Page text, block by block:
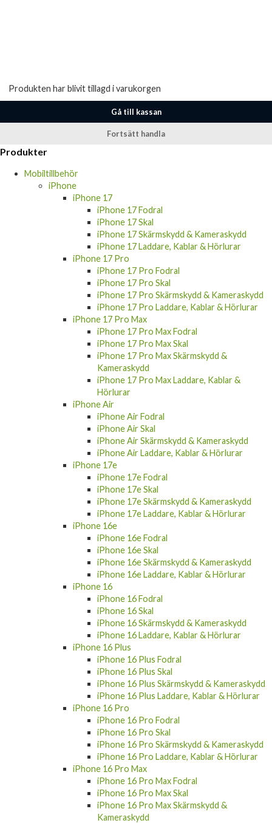
Gå till kassan
Fortsätt handla
iPhone
iPhone 17
iPhone 17 Fodral
iPhone 17 Skal
iPhone 17 Skärmskydd & Kameraskydd
iPhone 17 Laddare, Kablar & Hörlurar
iPhone 17 Pro
iPhone 17 Pro Fodral
iPhone 17 Pro Skal
iPhone 17 Pro Skärmskydd & Kameraskydd
iPhone 17 Pro Laddare, Kablar & Hörlurar
iPhone 17 Pro Max
iPhone 17 Pro Max Fodral
iPhone 17 Pro Max Skal
iPhone 17 Pro Max Skärmskydd &
Kameraskydd
iPhone 17 Pro Max Laddare, Kablar &
Hörlurar
iPhone Air
iPhone Air Fodral
iPhone Air Skal
iPhone Air Skärmskydd & Kameraskydd
iPhone Air Laddare, Kablar & Hörlurar
iPhone 17e
iPhone 17e Fodral
iPhone 17e Skal
iPhone 17e Skärmskydd & Kameraskydd
iPhone 17e Laddare, Kablar & Hörlurar
iPhone 16e
iPhone 16e Fodral
iPhone 16e Skal
iPhone 16e Skärmskydd & Kameraskydd
iPhone 16e Laddare, Kablar & Hörlurar
iPhone 16
iPhone 16 Fodral
iPhone 16 Skal
iPhone 16 Skärmskydd & Kameraskydd
iPhone 16 Laddare, Kablar & Hörlurar
iPhone 16 Plus
iPhone 16 Plus Fodral
iPhone 16 Plus Skal
iPhone 16 Plus Skärmskydd & Kameraskydd
iPhone 16 Plus Laddare, Kablar & Hörlurar
iPhone 16 Pro
iPhone 16 Pro Fodral
iPhone 16 Pro Skal
iPhone 16 Pro Skärmskydd & Kameraskydd
iPhone 16 Pro Laddare, Kablar & Hörlurar
iPhone 16 Pro Max
iPhone 16 Pro Max Fodral
iPhone 16 Pro Max Skal
iPhone 16 Pro Max Skärmskydd &
Kameraskydd
iPhone 16 Pro Max Laddare, Kablar &